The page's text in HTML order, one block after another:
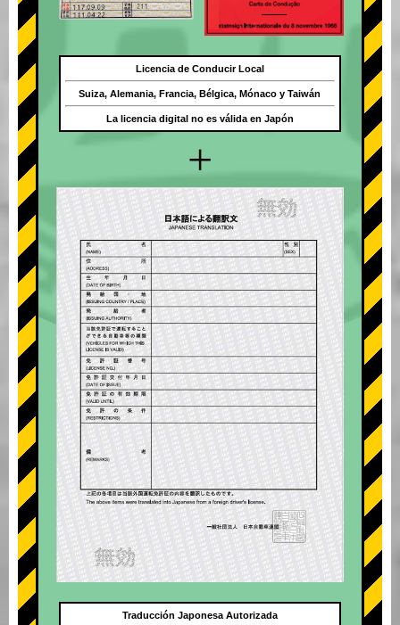
+
Licencia de Conducir Local
Suiza, Alemania, Francia, Bélgica, Mónaco y Taiwán
La licencia digital no es válida en Japón
Traducción Japonesa Autorizada